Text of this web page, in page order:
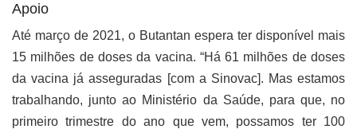
Apoio
Até março de 2021, o Butantan espera ter disponível mais
15 milhões de doses da vacina. “Há 61 milhões de doses
da vacina já asseguradas [com a Sinovac]. Mas estamos
trabalhando, junto ao Ministério da Saúde, para que, no
primeiro trimestre do ano que vem, possamos ter 100